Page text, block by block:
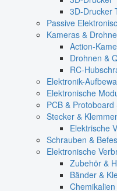
3D-Drucker
Passive
Kameras &
Action-
Drohnen &
RC-
Elektronik-
Elektronische
PCB & Protoboard
Stecker &
Elektrische
Schrauben &
Elektronische
Zubehör &
Bänder &